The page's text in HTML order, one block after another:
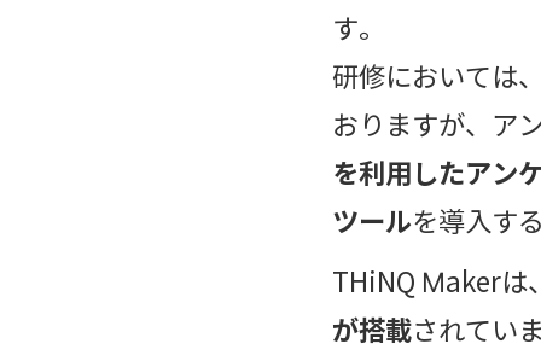
す。
研修においては
おりますが、ア
を利用したアン
ツールを導入す
THiNQ Makerは
が搭載されてい